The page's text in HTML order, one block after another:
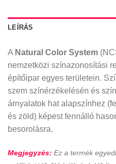
LEÍRÁS
A Natural Color System
nemzetközi színazonosítási
építőipar egyes területein.
szem színérzékelésén és
árnyalatok hat alapszínhez
és zöld) képest fennálló
besorolásra.
Megjegyzés: Ez a termék